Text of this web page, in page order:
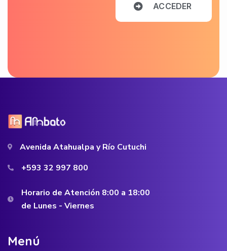
ACCEDER
Avenida Atahualpa y Río Cutuchi
+593 32 997 800
Horario de Atención 8:00 a 18:00
de Lunes - Viernes
Menú